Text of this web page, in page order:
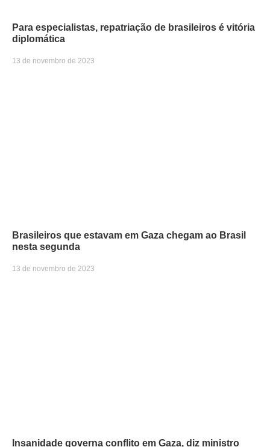
Para especialistas, repatriação de brasileiros é vitória
diplomática
13 de novembro de 2023
Brasileiros que estavam em Gaza chegam ao Brasil
nesta segunda
13 de novembro de 2023
Insanidade governa conflito em Gaza, diz ministro